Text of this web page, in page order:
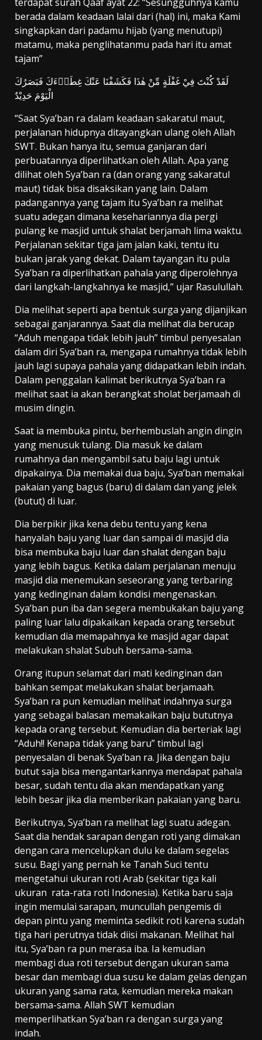
berada dalam keadaan lalai dari (hal) ini, maka Kami
singkapkan dari padamu hijab (yang menutupi)
matamu, maka penglihatanmu pada hari itu amat
tajam”
لَقَدْ كُنْتَ فِيْ غَفْلَةٍ مِّنْ هٰذَا فَكَشَفْنَا عَنْكَ غِطَاۤءَكَ فَبَصَرُكَ
الْيَوْمَ حَدِيْدٌ
“Saat Sya’ban ra dalam keadaan sakaratul maut,
perjalanan hidupnya ditayangkan ulang oleh Allah
SWT. Bukan hanya itu, semua ganjaran dari
perbuatannya diperlihatkan oleh Allah. Apa yang
dilihat oleh Sya’ban ra (dan orang yang sakaratul
maut) tidak bisa disaksikan yang lain. Dalam
padangannya yang tajam itu Sya’ban ra melihat
suatu adegan dimana kesehariannya dia pergi
pulang ke masjid untuk shalat berjamah lima waktu.
Perjalanan sekitar tiga jam jalan kaki, tentu itu
bukan jarak yang dekat. Dalam tayangan itu pula
Sya’ban ra diperlihatkan pahala yang diperolehnya
dari langkah-langkahnya ke masjid,” ujar Rasulullah.
Dia melihat seperti apa bentuk surga yang dijanjikan
sebagai ganjarannya. Saat dia melihat dia berucap
“Aduh mengapa tidak lebih jauh” timbul penyesalan
dalam diri Sya’ban ra, mengapa rumahnya tidak lebih
jauh lagi supaya pahala yang didapatkan lebih indah.
Dalam penggalan kalimat berikutnya Sya’ban ra
melihat saat ia akan berangkat sholat berjamaah di
musim dingin.
Saat ia membuka pintu, berhembuslah angin dingin
yang menusuk tulang. Dia masuk ke dalam
rumahnya dan mengambil satu baju lagi untuk
dipakainya. Dia memakai dua baju, Sya’ban memakai
pakaian yang bagus (baru) di dalam dan yang jelek
(butut) di luar.
Dia berpikir jika kena debu tentu yang kena
hanyalah baju yang luar dan sampai di masjid dia
bisa membuka baju luar dan shalat dengan baju
yang lebih bagus. Ketika dalam perjalanan menuju
masjid dia menemukan seseorang yang terbaring
yang kedinginan dalam kondisi mengenaskan.
Sya’ban pun iba dan segera membukakan baju yang
paling luar lalu dipakaikan kepada orang tersebut
kemudian dia memapahnya ke masjid agar dapat
melakukan shalat Subuh bersama-sama.
Orang itupun selamat dari mati kedinginan dan
bahkan sempat melakukan shalat berjamaah.
Sya’ban ra pun kemudian melihat indahnya surga
yang sebagai balasan memakaikan baju bututnya
kepada orang tersebut. Kemudian dia berteriak lagi
“Aduh!! Kenapa tidak yang baru” timbul lagi
penyesalan di benak Sya’ban ra. Jika dengan baju
butut saja bisa mengantarkannya mendapat pahala
besar, sudah tentu dia akan mendapatkan yang
lebih besar jika dia memberikan pakaian yang baru.
Berikutnya, Sya’ban ra melihat lagi suatu adegan.
Saat dia hendak sarapan dengan roti yang dimakan
dengan cara mencelupkan dulu ke dalam segelas
susu. Bagi yang pernah ke Tanah Suci tentu
mengetahui ukuran roti Arab (sekitar tiga kali
ukuran rata-rata roti Indonesia). Ketika baru saja
ingin memulai sarapan, muncullah pengemis di
depan pintu yang meminta sedikit roti karena sudah
tiga hari perutnya tidak diisi makanan. Melihat hal
itu, Sya’ban ra pun merasa iba. Ia kemudian
membagi dua roti tersebut dengan ukuran sama
besar dan membagi dua susu ke dalam gelas dengan
ukuran yang sama rata, kemudian mereka makan
bersama-sama. Allah SWT kemudian
memperlihatkan Sya’ban ra dengan surga yang
indah.